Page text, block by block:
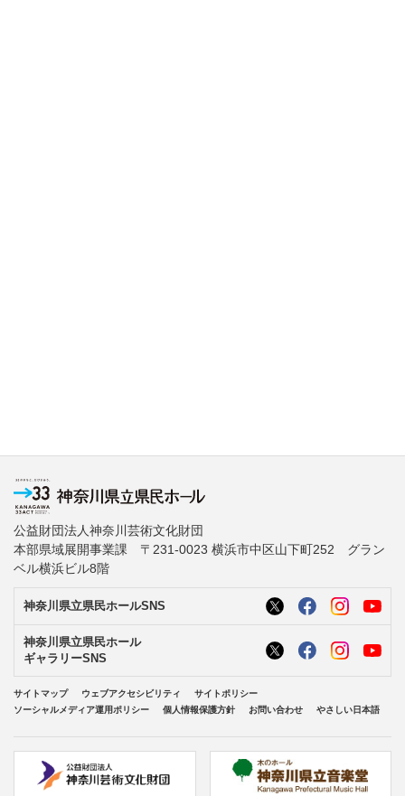
公益財団法人神奈川芸術文化財団
本部県域展開事業課 〒231-0023 横浜市中区山下町252 グラン
ベル横浜ビル8階
神奈川県立県民ホールSNS
神奈川県立県民ホール
ギャラリーSNS
サイトマップ ウェブアクセシビリティ
サイトポリシー
ソーシャルメディア運用ポリシー
個人情報保護方針 お問い合わせ やさしい日本語